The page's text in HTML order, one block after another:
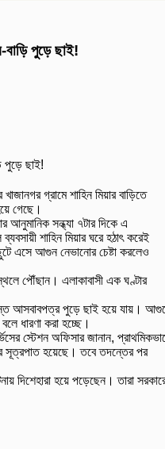
বাড়ি পুড়ে ছাই!
গ্রামে শাহিন মিয়ার বাড়িতে
গেছে।
আনুমানিক সন্ধ্যা ৭টার দিকে এ
শাহিন মিয়ার ঘরে হঠাৎ করেই
এসে আগুন নেভানোর চেষ্টা করলেও
পৌঁছান। এলাকাবাসী এক ঘণ্টার
আসবাবপত্র পুড়ে ছাই হয়ে যায়।
ধারণা করা হচ্ছে।
স্টেশন অফিসার জানান,
সূত্রপাত হয়েছে। তবে তদন্তের পর
দিশেহারা হয়ে পড়েছেন। তারা